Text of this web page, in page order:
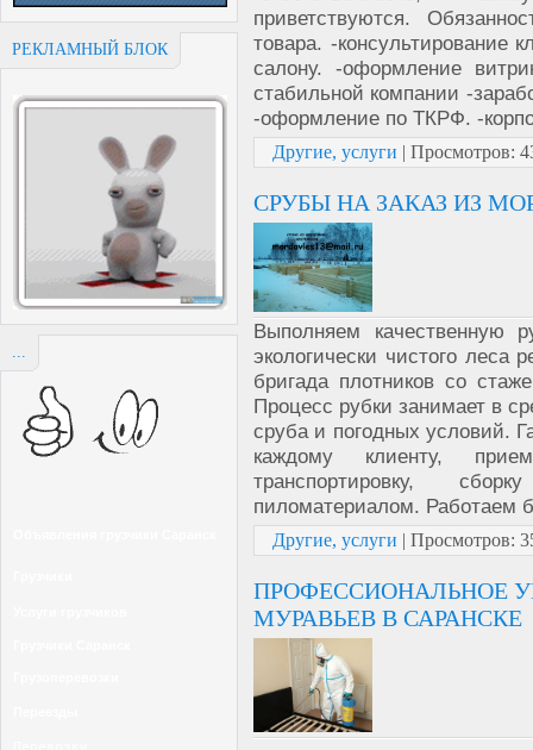
РЕКЛАМНЫЙ БЛОК
...
приветствуются.
товара. -консультирование
салону. -оформление
стабильной компании -
-оформление по ТКРФ. -
Другие, услуги | Просмотров:
СРУБЫ НА ЗАКАЗ ИЗ
Выполняем качественную
экологически чистого леса
бригада плотников со
Процесс рубки занимает в
сруба и погодных условий.
каждому клиенту,
транспортировку,
пиломатериалом. Работаем
Другие, услуги | Просмотров:
ПРОФЕССИОНАЛЬНОЕ
МУРАВЬЕВ В САРАНСКЕ